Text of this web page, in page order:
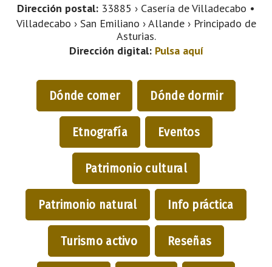
Dirección postal: 33885 › Casería de Villadecabo •
Villadecabo › San Emiliano › Allande › Principado de
Asturias.
Dirección digital: Pulsa aquí
Dónde comer Dónde dormir
Etnografía Eventos
Patrimonio cultural
Patrimonio natural Info práctica
Turismo activo Reseñas